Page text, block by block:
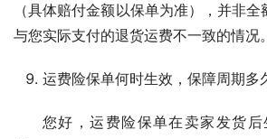
（具体赔付金额以保单为准），并非
与您实际支付的退货运费不一致的情况。
运费险保单何时生效，保障周期多
您好，运费险保单在卖家发货